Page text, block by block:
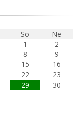
So
Ne
1
2
8
9
15
16
22
23
29
30